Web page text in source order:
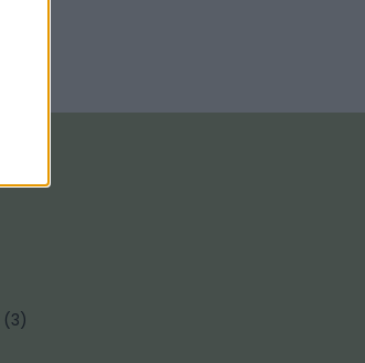
(3)